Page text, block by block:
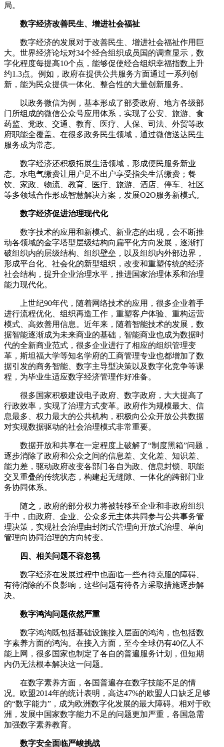
局。
数字经济改善民生、增进社会福祉
数字经济的发展对于改善民生、增进社会福祉作用巨
大。世界经济论坛对34个经合组织成员国的调查显示，数
字化程度每提高10个点，能够促使经合组织幸福指数上升
约1.3点。例如，政府在提供公共服务方面通过一系列创
新，能为民众提供一体化、整合性的大量创新服务。
以政务微信为例，基本形成了部委政府、地方各级部
门所组成的微信公众号应用体系，实现了公安、旅游、食
药监、党政、交通、教育、医疗、人保、司法、外贸等政
府职能全覆盖。在很多政务民生领域，通过微信送达民生
服务成为常态。
数字经济还积极拓展生活领域，形成便民服务新业
态。水电气缴费让用户足不出户享受指尖生活缴费；餐
饮、家政、物流、教育、医疗、旅游、酒店、停车、社区
等多领域合作形成智慧解决方案，发展O2O服务新模式。
数字经济促进治理现代化
数字技术的应用和新模式、新业态的出现，会不断推
动各领域的金字塔型层级结构向扁平化方向发展，逐渐打
破组织内的层级结构、组织壁垒，以及组织内外部边界，
形成平台化、社会化的新型组织，改变和重塑传统的经济
社会结构，提升企业治理水平，推进国家治理体系和治理
能力现代化。
上世纪90年代，随着网络技术的应用，很多企业着手
进行流程优化、组织再造工作，重塑客户体验、重构运营
模式、高效善用信息。近年来，随着智能技术的发展，数
据智能逐渐成为未来商业的基础，智能商业也成为数据时
代的全新商业范式，很多企业进行了相应的组织管理变
革，斯坦福大学等知名学府的工商管理专业也都增加了数
据引发的商务智能、数字主导型决策以及数字化竞争等课
程，为毕业生适应数字经济管理作好准备。
很多国家积极建设电子政府、数字政府，大大提高了
行政效率，实现了治理方式变革。政府作为规模最大、信
息最多、权力最大的公共机构，积极向公众开放公共数据
对实现数据驱动的社会治理模式非常重要。
数据开放和共享在一定程度上破解了“制度黑箱”问题，
逐步消除了政府和公众之间的信息差、文化差、知识差、
能力差，驱动政府改变各部门各自为政、信息封锁、职能
交叉重叠的传统状态，构建起无缝隙、一体化的跨部门业
务协同体系。
随之，政府的部分权力将被转移至企业和非政府组织
手中，由政府、企业、公众多元主体共同参与公共事务管
理决策，实现社会治理由封闭式管理向开放式治理、单向
管理向协同治理的方向转变。
四、相关问题不容忽视
数字经济在发展过程中也面临一些有待克服的障碍、
有待消除的不良影响，这些问题有待各方采取措施逐步解
决。
数字鸿沟问题依然严重
数字鸿沟既包括基础设施接入层面的鸿沟，也包括数
字素养方面的鸿沟。在接入方面，至今全球仍有40亿人不
能上网，很多国家也制定了各自的普遍服务计划，但短期
内仍无法根本解决这一问题。
在数字素养方面，各国普遍存在数字技能不足的情
况。欧盟2014年的统计表明，高达47%的欧盟人口缺乏足够
的“数字能力”，成为欧洲数字化发展的最大障碍。相对于欧
洲，发展中国家数字能力不足的问题更加严重，各国急需
加强数字素养教育。
数字安全面临严峻挑战